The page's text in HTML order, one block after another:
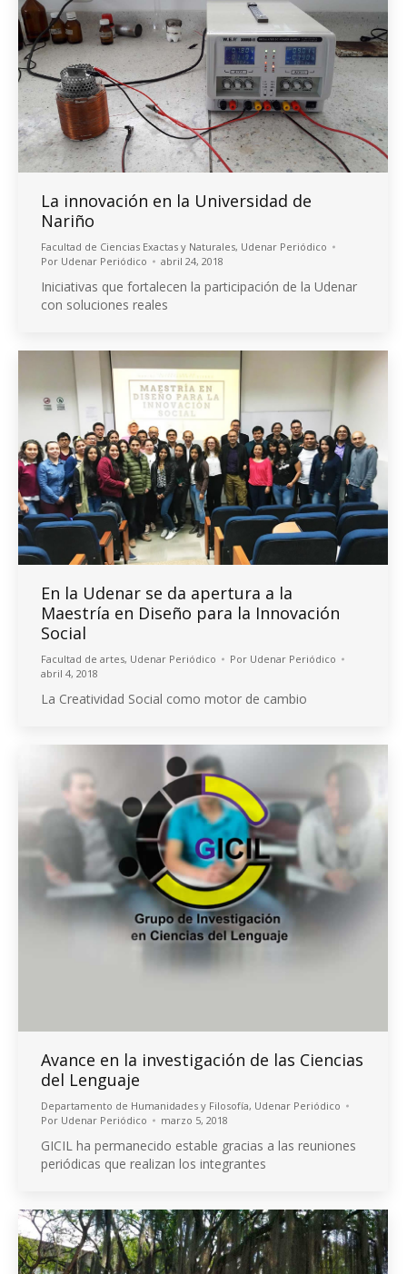
La innovación en la Universidad de
Nariño
Facultad de Ciencias Exactas y Naturales, Udenar Periódico
Por Udenar Periódico abril 24, 2018
Iniciativas que fortalecen la participación de la Udenar
con soluciones reales
En la Udenar se da apertura a la
Maestría en Diseño para la Innovación
Social
Facultad de artes, Udenar Periódico Por Udenar Periódico
abril 4, 2018
La Creatividad Social como motor de cambio
Avance en la investigación de las Ciencias
del Lenguaje
Departamento de Humanidades y Filosofía, Udenar Periódico
Por Udenar Periódico marzo 5, 2018
GICIL ha permanecido estable gracias a las reuniones
periódicas que realizan los integrantes